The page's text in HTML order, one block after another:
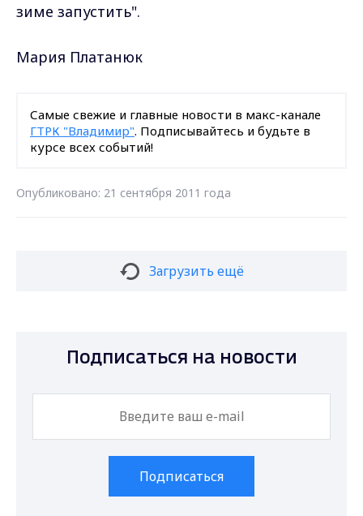
зиме запустить".
Мария Платанюк
Самые свежие и главные новости в макс-канале
ГТРК "Владимир". Подписывайтесь и будьте в
курсе всех событий!
Опубликовано: 21 сентября 2011 года
Загрузить ещё
Подписаться на новости
Подписаться